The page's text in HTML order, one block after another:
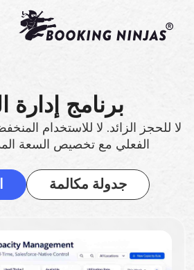
برنامج إدارة
لا للحجز الزائد. لا للاستخدام
الفعلي مع تخصيص السعة
جدولة مكالمة